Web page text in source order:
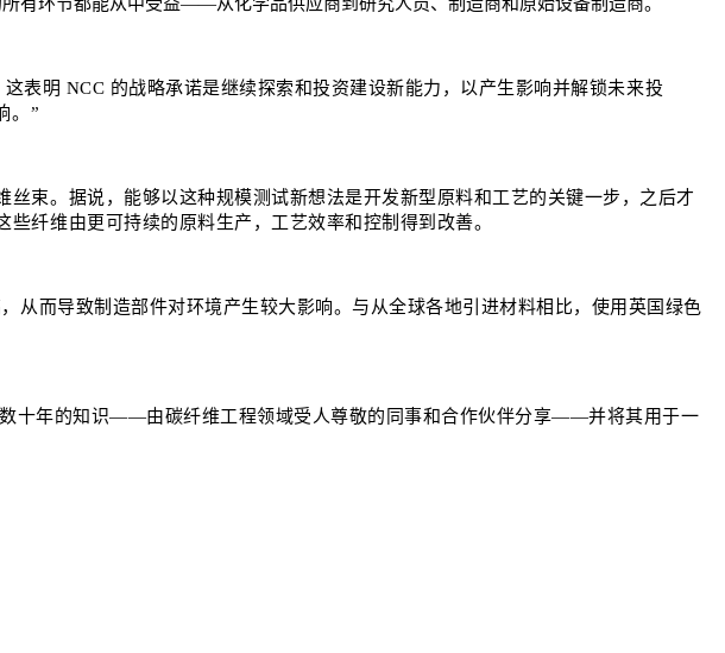
有环节都能从中受益——从化学品供应商到研究人员、制造商和原始设备制造商。
表明 NCC 的战略承诺是继续探索和投资建设新能力，以产生影响并解锁未来投
。”
束。据说，能够以这种规模测试新想法是开发新型原料和工艺的关键一步，之后才
纤维由更可持续的原料生产，工艺效率和控制得到改善。
从而导致制造部件对环境产生较大影响。与从全球各地引进材料相比，使用英国绿色
十年的知识——由碳纤维工程领域受人尊敬的同事和合作伙伴分享——并将其用于一